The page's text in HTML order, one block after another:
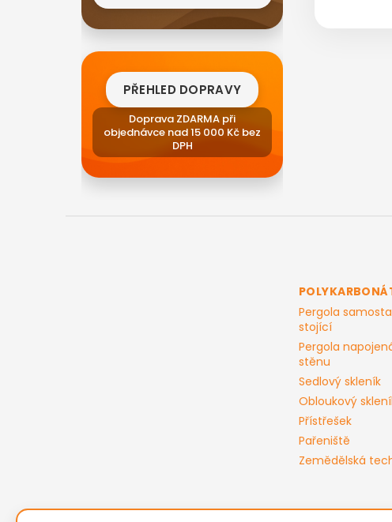
PŘEHLED DOPRAVY
Doprava ZDARMA při
objednávce nad 15 000 Kč bez
DPH
Pergola
stojící
Pergola
stěnu
Sedlový skleník
Obloukový
Přístřešek
Pařeniště
Zemědělská